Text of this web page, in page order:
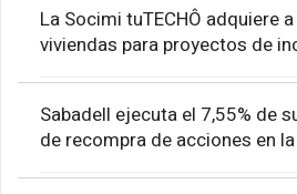
La Socimi tuTECHÔ adquiere
viviendas para proyectos de
Sabadell ejecuta el 7,55% de
de recompra de acciones en